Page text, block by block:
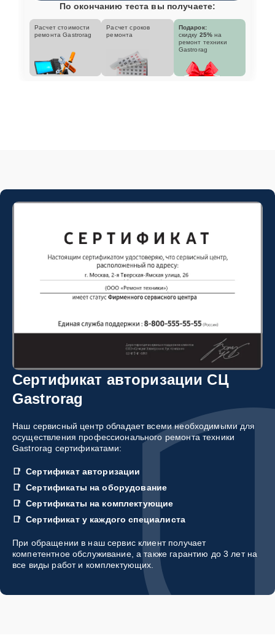
По окончанию теста вы получаете:
Расчет стоимости
ремонта Gastrorag
Расчет сроков
ремонта
Подарок:
скидку 25% на
ремонт техники
Gastrorag
Сертификат авторизации СЦ
Gastrorag
Наш сервисный центр обладает всеми необходимыми для
осуществления профессионального ремонта техники
Gastrorag сертификатами:
Сертификат авторизации
Сертификаты на оборудование
Сертификаты на комплектующие
Сертификат у каждого специалиста
При обращении в наш сервис клиент получает
компетентное обслуживание, а также гарантию до 3 лет на
все виды работ и комплектующих.